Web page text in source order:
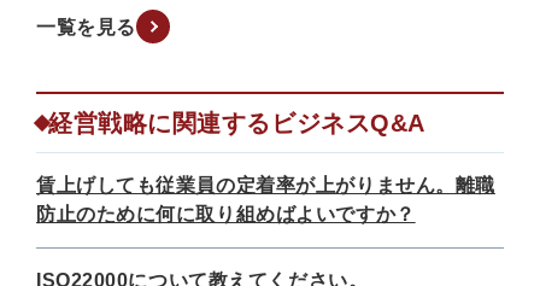
一覧を見る
経営戦略に関連するビジネスQ&A
賃上げしても従業員の定着率が上がりません。離職
防止のために何に取り組めばよいですか？
ISO22000について教えてください。